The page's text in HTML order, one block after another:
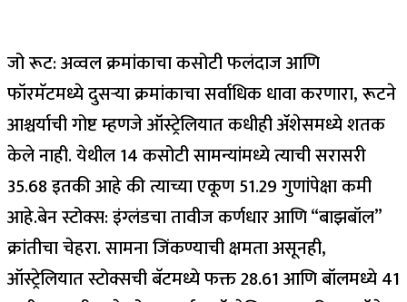
जो रूट:अव्वल क्रमांकाचा कसोटी फलंदाज आणि
फॉरमॅटमध्ये दुसऱ्या क्रमांकाचा सर्वाधिक धावा करणारा, रूटने
आश्चर्याची गोष्ट म्हणजे ऑस्ट्रेलियात कधीही ॲशेसमध्ये शतक
केले नाही. येथील 14 कसोटी सामन्यांमध्ये त्याची सरासरी
35.68 इतकी आहे की त्याच्या एकूण 51.29 गुणांपेक्षा कमी
आहे.बेन स्टोक्स:इंग्लंडचा तावीज कर्णधार आणि “बाझबॉल”
क्रांतीचा चेहरा. सामना जिंकण्याची क्षमता असूनही,
ऑस्ट्रेलियात स्टोक्सची बॅटमध्ये फक्त 28.61 आणि बॉलमध्ये 41